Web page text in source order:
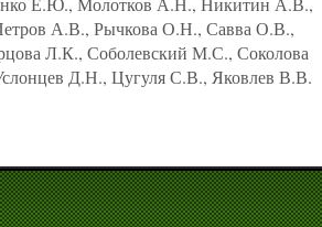
А.В., Рычкова О.Н., Савва О.В.,
Л.К., Соболевский М.С., Соколова
Д.Н., Цугуля С.В., Яковлев В.В.